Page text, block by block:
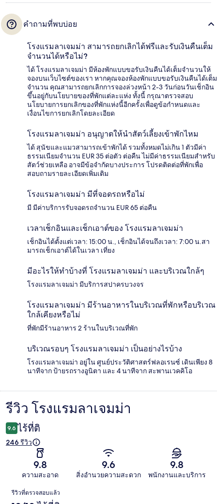
คำถามที่พบบ่อย
โรงแรมลาเจมม่า สามารถยกเลิกได้ฟรีและรับเงินคืนเต็ม
จำนวนได้หรือไม่?
ได้ โรงแรมลาเจมม่า มีห้องพักแบบขอรับเงินคืนได้เต็มจำนวนให้
จองบนเว็บไซต์ของเรา หากคุณจองห้องพักแบบขอรับเงินคืนได้เต็ม
จำนวน คุณสามารถยกเลิกการจองล่วงหน้า 2-3 วันก่อนวันเช็กอิน
ขึ้นอยู่กับนโยบายของที่พักแต่ละแห่ง ทั้งนี้ กรุณาตรวจสอบ
นโยบายการยกเลิกของที่พักแห่งนี้อีกครั้งเพื่อดูข้อกำหนดและ
เงื่อนไขการยกเลิกโดยละเอียด
โรงแรมลาเจมม่า อนุญาตให้นำสัตว์เลี้ยงเข้าพักไหม
ได้ สุนัขและแมวสามารถเข้าพักได้ รวมทั้งหมดไม่เกิน 1 ตัวมีค่า
ธรรมเนียมจำนวน EUR 35 ต่อตัว ต่อคืน ไม่มีค่าธรรมเนียมสำหรับ
สัตว์ช่วยเหลือ อาจมีข้อจำกัดบางประการ โปรดติดต่อที่พักเพื่อ
สอบถามรายละเอียดเพิ่มเติม
โรงแรมลาเจมม่า มีที่จอดรถหรือไม่
มี มีค่าบริการรับจอดรถจำนวน EUR 65 ต่อคืน
เวลาเช็กอินและเช็กเอาต์ของ โรงแรมลาเจมม่า
เช็กอินได้ตั้งแต่เวลา: 15:00 น., เช็กอินได้จนถึงเวลา: 7:00 น.สา
มารถเช็กเอาต์ได้ในเวลา เที่ยง
มีอะไรให้ทำบ้างที่ โรงแรมลาเจมม่า และบริเวณใกล้ๆ
โรงแรมลาเจมม่า มีบริการสปาครบวงจร
โรงแรมลาเจมม่า มีร้านอาหารในบริเวณที่พักหรือบริเวณ
ใกล้เคียงหรือไม่
ที่พักมีร้านอาหาร 2 ร้านในบริเวณที่พัก
บริเวณรอบๆ โรงแรมลาเจมม่า เป็นอย่างไรบ้าง
โรงแรมลาเจมม่า อยู่ใน ศูนย์ประวัติศาสตร์ฟลอเรนซ์ เดินเพียง 8
นาทีจาก ป้ายรถรางอูนิตา และ 4 นาทีจาก สะพานเวคคิโอ
รีวิว
รีวิว โรงแรมลาเจมม่า
9.6 ไร้ที่ติ
246 รีวิว
9.8
ความสะอาด
9.6
สิ่งอำนวยความสะดวก
9.8
พนักงานและบริการ
รีวิว
รีวิวที่ตรวจสอบแล้ว